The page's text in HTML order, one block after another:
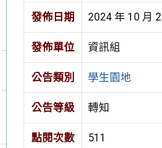
發佈日期 2024 年 10 月
發佈單位 資訊組
公告類別 學生園地
公告等級 轉知
點閱次數 511